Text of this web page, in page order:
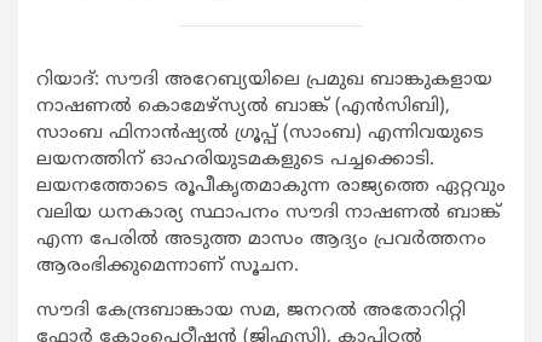
റിയാദ്: സൗദി അറേബ്യയിലെ പ്രമുഖ ബാങ്കുകളായ
നാഷണല്‍ കൊമേഴ്‌സ്യല്‍ ബാങ്ക് (എന്‍സിബി),
സാംബ ഫിനാന്‍ഷ്യല്‍ ഗ്രൂപ്പ് (സാംബ) എന്നിവയുടെ
ലയനത്തിന് ഓഹരിയുടമകളുടെ പച്ചക്കൊടി.
ലയനത്തോടെ രൂപീകൃതമാകുന്ന രാജ്യത്തെ ഏറ്റവും
വലിയ ധനകാര്യ സ്ഥാപനം സൗദി നാഷണല്‍ ബാങ്ക്
എന്ന പേരില്‍ അടുത്ത മാസം ആദ്യം പ്രവര്‍ത്തനം
ആരംഭിക്കുമെന്നാണ് സൂചന.
സൗദി കേന്ദ്രബാങ്കായ സമ, ജനറല്‍ അതോറിറ്റി